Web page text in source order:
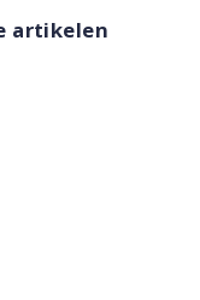
artikelen